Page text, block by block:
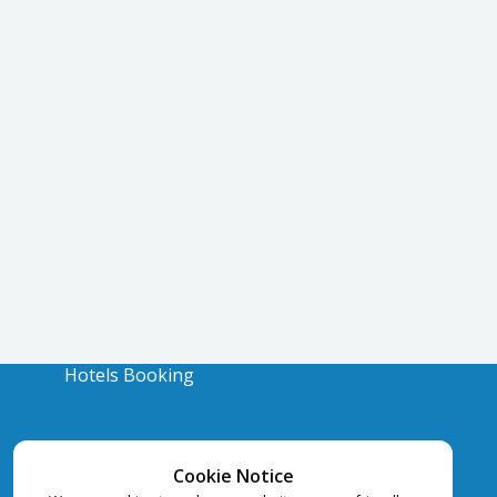
Cookie Notice
Hotels Booking